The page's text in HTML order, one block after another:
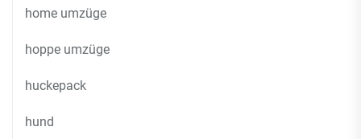
home umzüge
hoppe umzüge
huckepack
hund